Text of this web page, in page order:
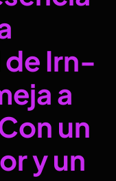
de Irn-
a
un
y un